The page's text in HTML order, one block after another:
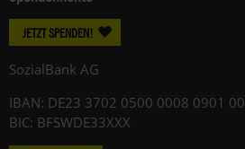
JETZT SPENDEN!
SozialBank AG
IBAN: DE23 3702 0500 0008 0901 00
BIC: BFSWDE33XXX